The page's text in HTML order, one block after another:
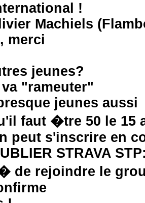
!
Machiels
merci
jeunes?
"rameuter"
jeunes aussi
faut �tre 50 le 15
peut s'inscrire en
STRAVA
de rejoindre le